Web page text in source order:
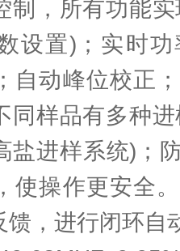
制，所有功能
设置)；实时
自动峰位校正
同样品有多种
盐进样系统)；
使操作更安全
馈，进行闭环自